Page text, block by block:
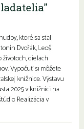
ktoré sa stali
Dvořák, Leoš
životoch, dielach
Vypočuť si môžete
knižnice. Výstavu
2025 v knižnici na
Realizácia v